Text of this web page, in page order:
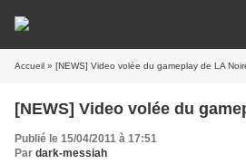
Accueil » [NEWS] Video volée du gameplay de LA
[NEWS] Video volée du
Publié le 15/04/2011 à 17:51
Par dark-messiah